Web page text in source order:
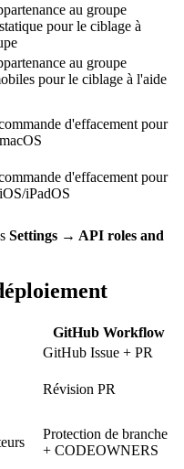
au groupe
pour le ciblage à
au groupe
pour le ciblage à l'aide
d'effacement pour
d'effacement pour
iPadOS
Settings → API roles and
GitHub Workflow
GitHub Issue + PR
Révision PR
Protection de branche
+ CODEOWNERS